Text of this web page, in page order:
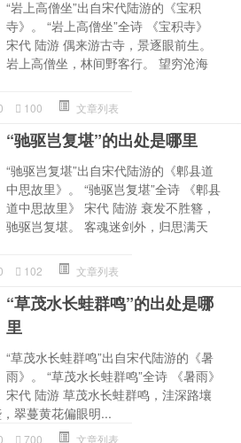
“岩上高僧坐”出自宋代陆游的《宝积
寺》。 “岩上高僧坐”全诗 《宝积寺》
宋代 陆游 偶来游古寺，景逐眼前生。
岩上高僧坐，林间野客行。 望穷沧海
100 文章列表
“驰驱岂复堪”的出处是哪里
“驰驱岂复堪”出自宋代陆游的《郫县道
中思故里》。 “驰驱岂复堪”全诗 《郫县
道中思故里》 宋代 陆游 衰发不胜簪，
驰驱岂复堪。 客魂迷剑外，归思满天
102 文章列表
“草茂水长蛙群鸣”的出处是哪
里
“草茂水长蛙群鸣”出自宋代陆游的《暑
雨》。 “草茂水长蛙群鸣”全诗 《暑雨》
宋代 陆游 草茂水长蛙群鸣，洼深路壤
翠蔓黄花偏眼明...
700 文章列表